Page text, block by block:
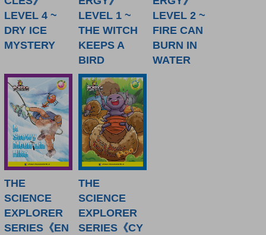
LEVEL 4 ~
DRY ICE
MYSTERY
LEVEL 1 ~
THE WITCH
KEEPS A
BIRD
LEVEL 2 ~
FIRE CAN
BURN IN
WATER
THE
SCIENCE
EXPLORER
SERIES《EN
THE
SCIENCE
EXPLORER
SERIES《CY